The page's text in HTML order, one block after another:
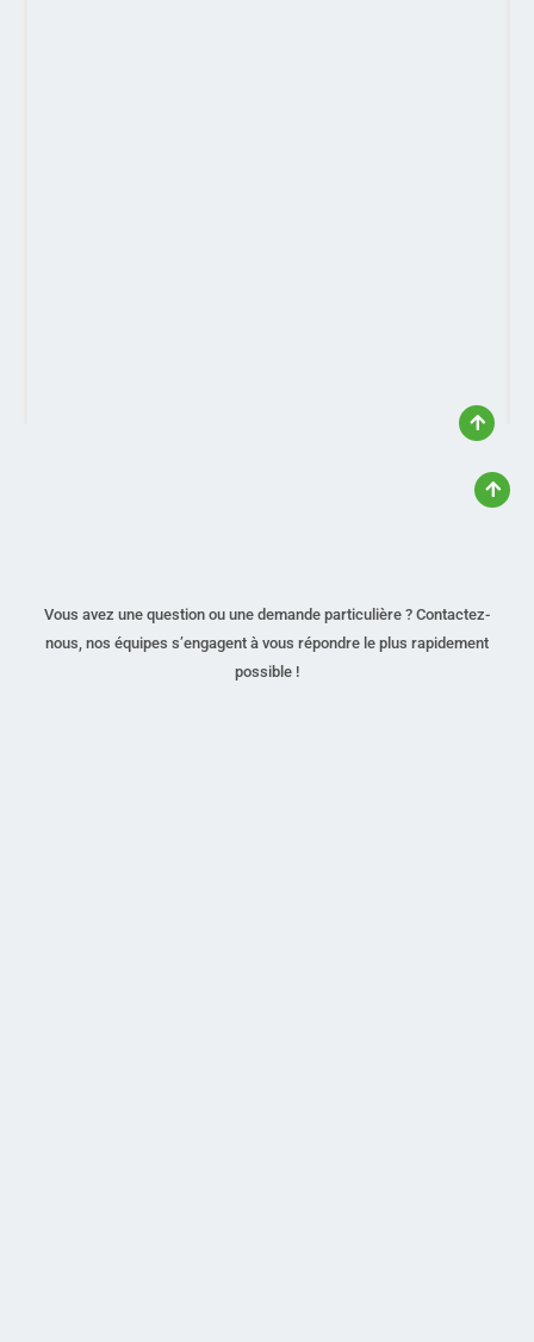
Vous avez une question ou une demande particulière ? Contactez-
nous, nos équipes s’engagent à vous répondre le plus rapidement
possible !